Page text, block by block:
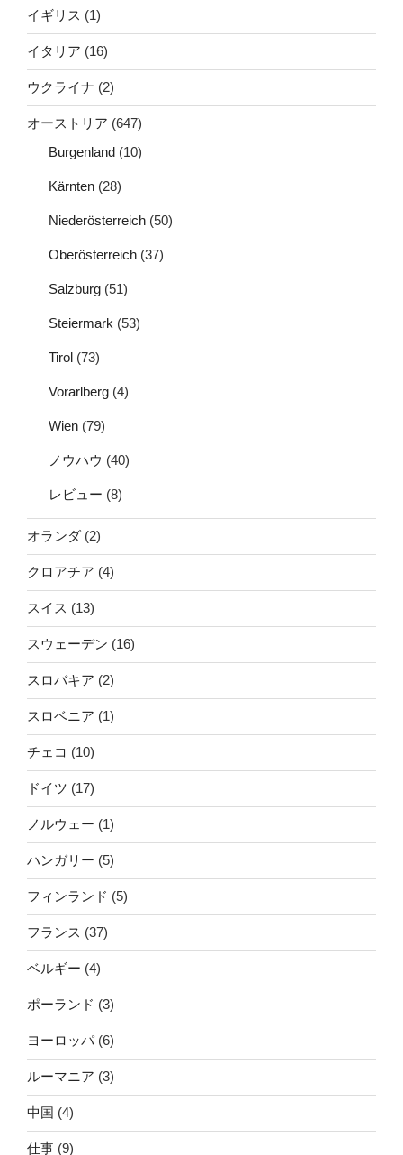
イギリス (1)
イタリア (16)
ウクライナ (2)
オーストリア (647)
Burgenland (10)
Kärnten (28)
Niederösterreich (50)
Oberösterreich (37)
Salzburg (51)
Steiermark (53)
Tirol (73)
Vorarlberg (4)
Wien (79)
ノウハウ (40)
レビュー (8)
オランダ (2)
クロアチア (4)
スイス (13)
スウェーデン (16)
スロバキア (2)
スロベニア (1)
チェコ (10)
ドイツ (17)
ノルウェー (1)
ハンガリー (5)
フィンランド (5)
フランス (37)
ベルギー (4)
ポーランド (3)
ヨーロッパ(6)
ルーマニア (3)
中国 (4)
仕事 (9)